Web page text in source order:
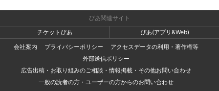
ぴあ関連サイト
チケットぴあ
ぴあ(アプリ&Web)
会社案内
プライバシーポリシー
アクセスデータの利用・著作権等
外部送信ポリシー
広告出稿・お取り組みのご相談・情報掲載・その他お問い合わせ
一般の読者の方・ユーザーの方からのお問い合わせ